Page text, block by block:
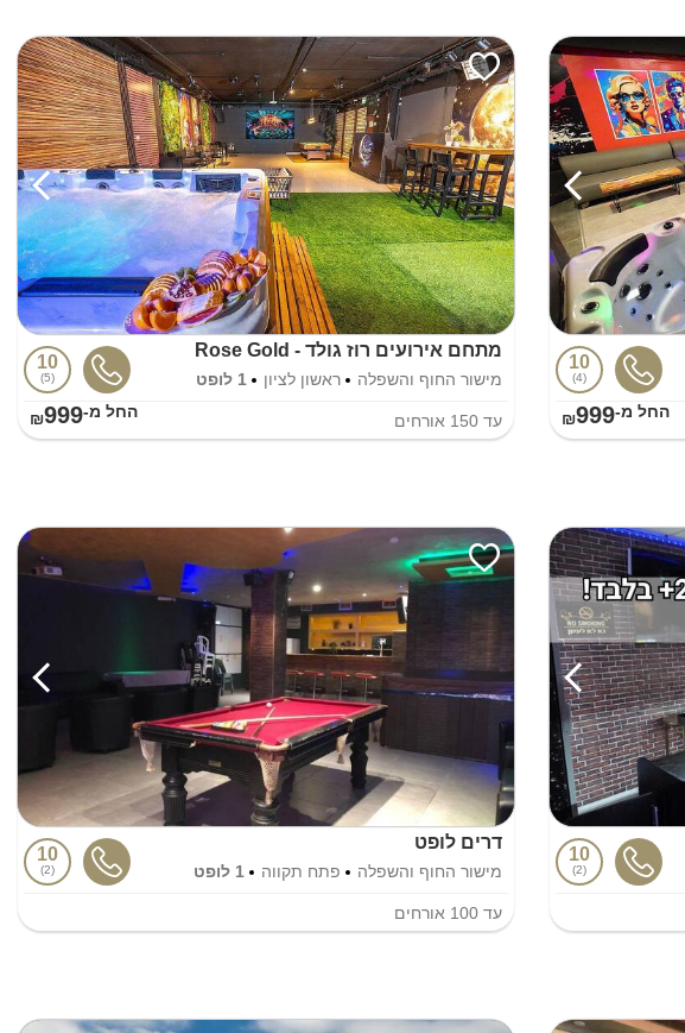
10
4
החל מ-₪999
מתחם אירועים רוז גולד - Rose Gold
מישור החוף והשפלה ראשון לציון 1 לופט
10
5
עד 150 אורחים החל מ-₪999
10
2
דרים לופט
מישור החוף והשפלה פתח תקווה 1 לופט
10
2
עד 100 אורחים